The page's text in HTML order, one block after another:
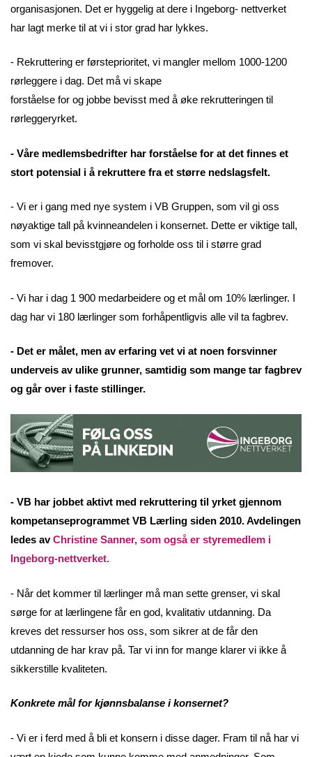
organisasjonen. Det er hyggelig at dere i Ingeborg- nettverket
har lagt merke til at vi i stor grad har lykkes.
- Rekruttering er førsteprioritet, vi mangler mellom 1000-1200
rørleggere i dag. Det må vi skape
forståelse for og jobbe bevisst med å øke rekrutteringen til
rørleggeryrket.
- Våre medlemsbedrifter har forståelse for at det finnes et
stort potensial i å rekruttere fra et større nedslagsfelt.
- Vi er i gang med nye system i VB Gruppen, som vil gi oss
nøyaktige tall på kvinneandelen i konsernet. Dette er viktige tall,
som vi skal bevisstgjøre og forholde oss til i større grad
fremover.
- Vi har i dag 1 900 medarbeidere og et mål om 10% lærlinger. I
dag har vi 180 lærlinger som forhåpentligvis alle vil ta fagbrev.
- Det er målet, men av erfaring vet vi at noen forsvinner
underveis av ulike grunner, samtidig som mange tar fagbrev
og går over i faste stillinger.
- VB har jobbet aktivt med rekruttering til yrket gjennom
kompetanseprogrammet VB Lærling siden 2010. Avdelingen
ledes avChristine Sanner, som også er styremedlem i
Ingeborg-nettverket.
- Når det kommer til lærlinger må man sette grenser, vi skal
sørge for at lærlingene får en god, kvalitativ utdanning. Da
kreves det ressurser hos oss, som sikrer at de får den
utdanning de har krav på. Tar vi inn for mange klarer vi ikke å
sikkerstille kvaliteten.
Konkrete mål for kjønnsbalanse i konsernet?
- Vi er i ferd med å bli et konsern i disse dager. Fram til nå har vi